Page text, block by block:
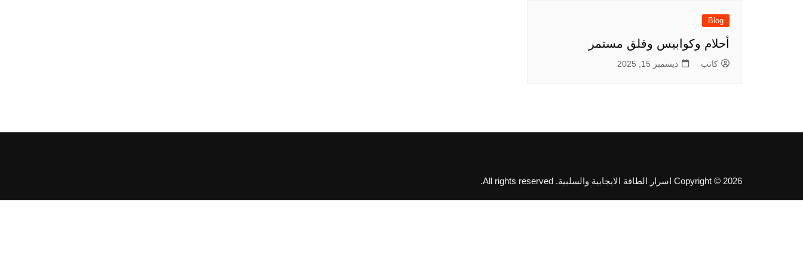
Blog
أحلام وكوابيس وقلق مستمر
كاتب ديسمبر 15, 2025
Copyright © 2026 اسرار الطاقة الايجابية والسلبية. All rights reserved.